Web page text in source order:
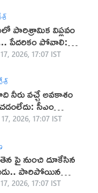
పారిశ్రామిక విప్లవం
పేదరికం పోవాలి:
2026, 17:07 IST
నీరు వచ్చే అవకాశం
సీఎం
2026, 17:07 IST
పై నుంచి దూకేసిన
పారిపోయిన
2026, 17:07 IST